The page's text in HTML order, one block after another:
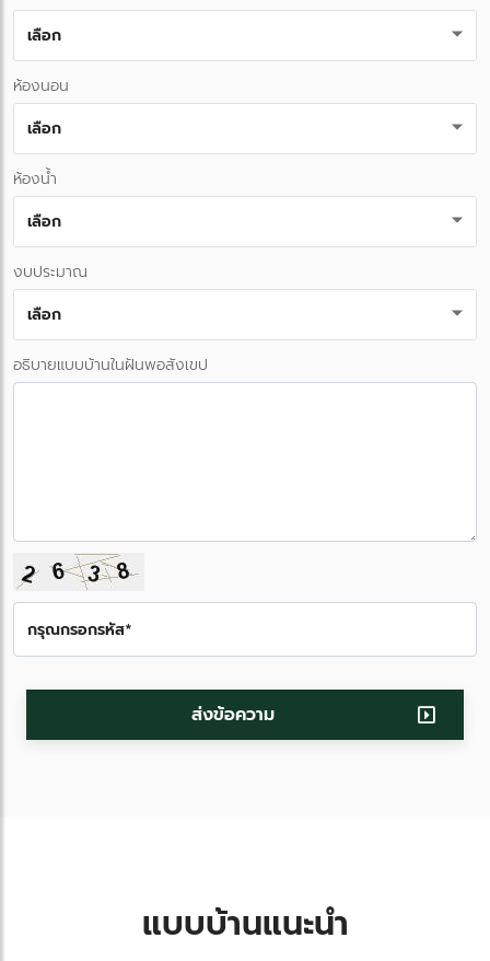
เลือก
ห้องนอน
เลือก
ห้องน้ำ
เลือก
งบประมาณ
เลือก
อธิบายแบบบ้านในฝันพอสังเขป
ส่งข้อความ
แบบบ้านแนะนำ